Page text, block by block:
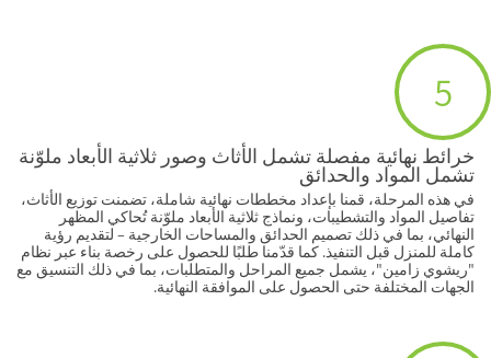
5
خرائط نهائية مفصلة تشمل الأثاث وصور ثلاثية الأبعاد ملوّنة
تشمل المواد والحدائق
في هذه المرحلة، قمنا بإعداد مخططات نهائية شاملة، تضمنت توزيع الأثاث،
تفاصيل المواد والتشطيبات، ونماذج ثلاثية الأبعاد ملوّنة تُحاكي المظهر
النهائي، بما في ذلك تصميم الحدائق والمساحات الخارجية – لتقديم رؤية
كاملة للمنزل قبل التنفيذ. كما قدّمنا طلبًا للحصول على رخصة بناء عبر نظام
"ريشوي زامين"، يشمل جميع المراحل والمتطلبات، بما في ذلك التنسيق مع
الجهات المختلفة حتى الحصول على الموافقة النهائية.